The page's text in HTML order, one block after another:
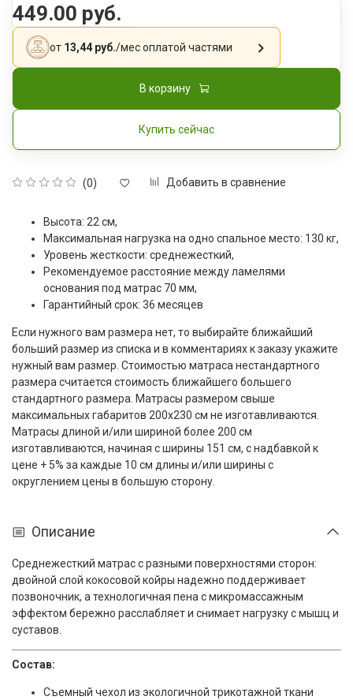
(0) Добавить в сравнение
449.00 руб.
от 13,44 руб./месоплатой частями
В корзину
Купить сейчас
Высота: 22 см,
Максимальная нагрузка на одно спальное место: 130 кг,
Уровень жесткости: среднежесткий,
Рекомендуемое расстояние между ламелями
основания под матрас 70 мм,
Гарантийный срок: 36 месяцев
Если нужного вам размера нет, то выбирайте ближайший
больший размер из списка и в комментариях к заказу укажите
нужный вам размер. Стоимостью матраса нестандартного
размера считается стоимость ближайшего большего
стандартного размера. Матрасы размером свыше
максимальных габаритов 200x230 см не изготавливаются.
Матрасы длиной и/или шириной более 200 см
изготавливаются, начиная с ширины 151 см, с надбавкой к
цене + 5% за каждые 10 см длины и/или ширины с
округлением цены в большую сторону.
Описание
Среднежесткий матрас с разными поверхностями сторон:
двойной слой кокосовой койры надежно поддерживает
позвоночник, а технологичная пена с микромассажным
эффектом бережно расслабляет и снимает нагрузку с мышц и
суставов.
Состав:
Съемный чехол из экологичной трикотажной ткани